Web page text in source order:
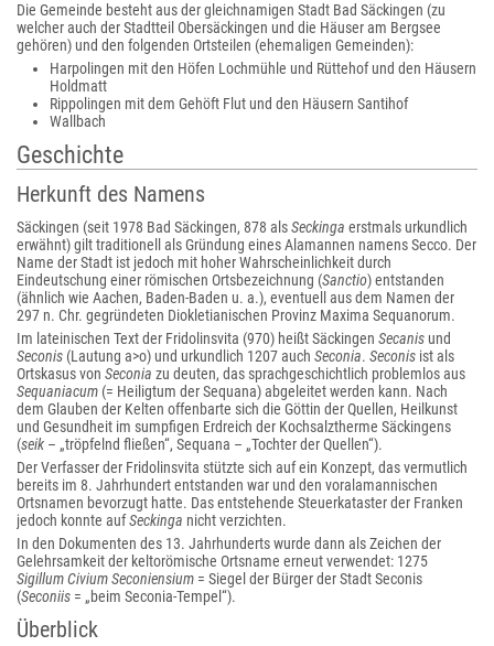
Die Gemeinde besteht aus der gleichnamigen Stadt Bad Säckingen (zu
welcher auch der Stadtteil Obersäckingen und die Häuser am Bergsee
gehören) und den folgenden Ortsteilen (ehemaligen Gemeinden):
Harpolingen mit den Höfen Lochmühle und Rüttehof und den Häusern
Holdmatt
Rippolingen mit dem Gehöft Flut und den Häusern Santihof
Wallbach
Geschichte
Herkunft des Namens
Säckingen (seit 1978 Bad Säckingen, 878 alsSeckinga erstmals urkundlich
erwähnt) gilt traditionell als Gründung eines Alamannen namens Secco. Der
Name der Stadt ist jedoch mit hoher Wahrscheinlichkeit durch
Eindeutschung einer römischen Ortsbezeichnung (Sanctio) entstanden
(ähnlich wie Aachen, Baden-Baden u. a.), eventuell aus dem Namen der
297 n. Chr. gegründeten Diokletianischen Provinz Maxima Sequanorum.
Im lateinischen Text der Fridolinsvita (970) heißt Säckingen Secanis und
Seconis (Lautung a>o) und urkundlich 1207 auch Seconia. Seconis ist als
Ortskasus von Seconia zu deuten, das sprachgeschichtlich problemlos aus
Sequaniacum (= Heiligtum der Sequana) abgeleitet werden kann. Nach
dem Glauben der Kelten offenbarte sich die Göttin der Quellen, Heilkunst
und Gesundheit im sumpfigen Erdreich der Kochsalztherme Säckingens
(seik – „tröpfelnd fließen“, Sequana – „Tochter der Quellen“).
Der Verfasser der Fridolinsvita stützte sich auf ein Konzept, das vermutlich
bereits im 8. Jahrhundert entstanden war und den voralamannischen
Ortsnamen bevorzugt hatte. Das entstehende Steuerkataster der Franken
jedoch konnte aufSeckinga nicht verzichten.
In den Dokumenten des 13. Jahrhunderts wurde dann als Zeichen der
Gelehrsamkeit der keltorömische Ortsname erneut verwendet: 1275
Sigillum Civium Seconiensium = Siegel der Bürger der Stadt Seconis
(Seconiis = „beim Seconia-Tempel“).
Überblick